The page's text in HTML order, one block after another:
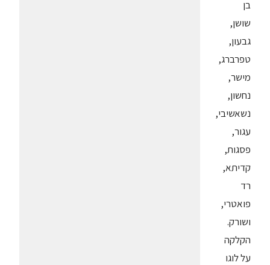
בן
שושן,
גבעון,
טפרברג,
מישר,
נחשון,
נשאשיבי,
עגור,
פסגות,
קדיתא,
רד
פואטרי,
ושורק.
הקלקה
על לוגו